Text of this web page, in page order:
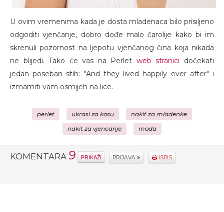
U ovim vremenima kada je dosta mladenaca bilo prisiljeno
odgoditi vjenčanje, dobro dođe malo čarolije kako bi im
skrenuli pozornost na ljepotu vjenčanog čina koja nikada
ne blijedi. Tako će vas na Perlet web stranici dočekati
jedan poseban stih: "And they lived happily ever after" i
izmamiti vam osmijeh na lice.
perlet ukrasi za kosu nakit za mladenke
nakit za vjencanje moda
KOMENTARA 9 PRIKAŽI PRIJAVA ISPIS